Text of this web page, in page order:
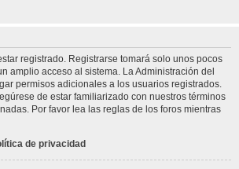
registrado. Registrarse tomará solo unos pocos
amplio acceso al sistema. La Administración del
permisos adicionales a los usuarios registrados.
de estar familiarizado con nuestros términos
Por favor lea las reglas de los foros mientras
de privacidad